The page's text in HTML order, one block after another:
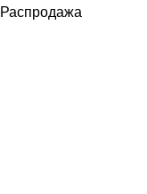
Распродажа